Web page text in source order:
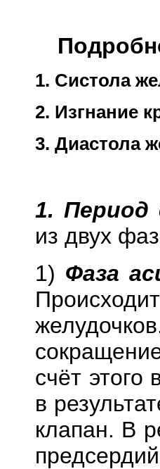
1. Систола
2. Изгнание
3. Диастола
1.
из двух
1) Фаза
счёт
в
клапан. В